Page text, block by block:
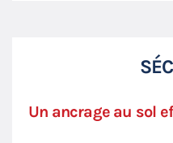
Un ancrage au sol